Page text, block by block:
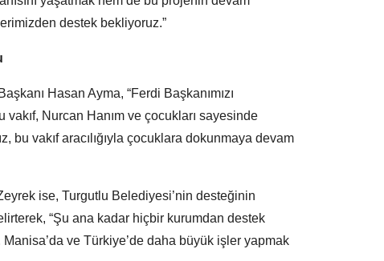
destek bekliyoruz.”
Hasan Ayma, “Ferdi Başkanımızı
vakıf, Nurcan Hanım ve çocukları sayesinde
bu vakıf aracılığıyla çocuklara dokunmaya devam
ise, Turgutlu Belediyesi’nin desteğinin
“Şu ana kadar hiçbir kurumdan destek
ve Türkiye’de daha büyük işler yapmak